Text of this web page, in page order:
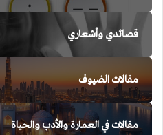
قصائدي وأشعاري
مقالات الضيوف
مقالات في العمارة والأدب والحياة